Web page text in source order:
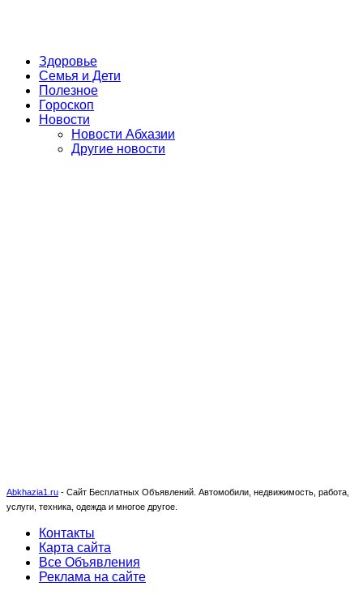
Здоровье
Семья и Дети
Полезное
Гороскоп
Новости
Новости Абхазии
Другие новости
Abkhazia1.ru - Сайт Бесплатных Объявлений. Автомобили, недвижимость, работа,
услуги, техника, одежда и многое другое.
Контакты
Карта сайта
Все Объявления
Реклама на сайте